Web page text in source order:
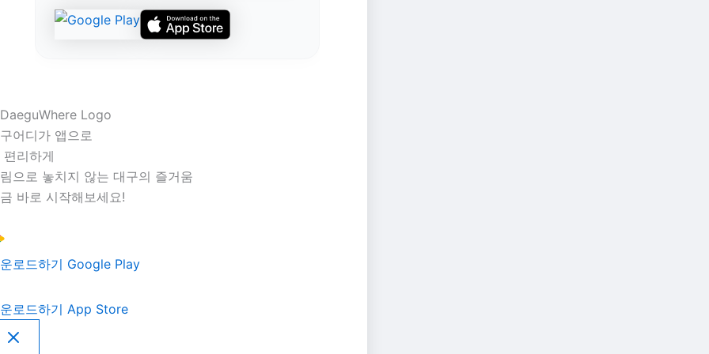
어디가 앱으로
편리하게
으로 놓치지 않는 대구의 즐거움
바로 시작해보세요!
로드하기 Google Play
로드하기 App Store